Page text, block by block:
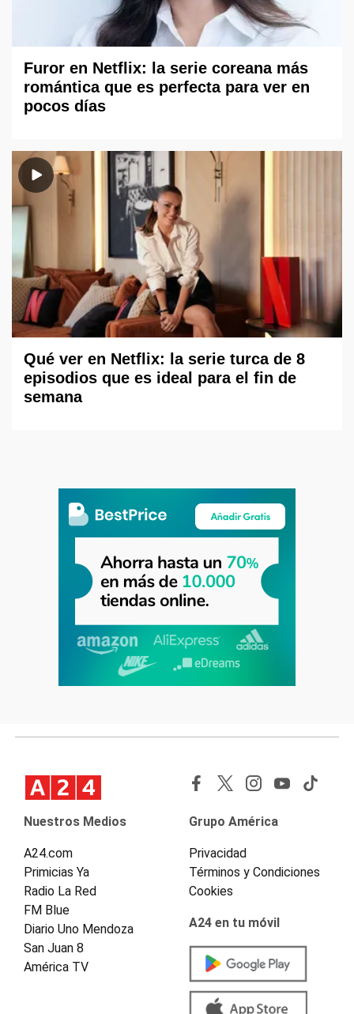
Furor en Netflix: la serie coreana más
romántica que es perfecta para ver en
pocos días
Qué ver en Netflix: la serie turca de 8
episodios que es ideal para el fin de
semana
Nuestros Medios
A24.com
Primicias Ya
Radio La Red
FM Blue
Diario Uno Mendoza
San Juan 8
América TV
Grupo América
Privacidad
Términos y Condiciones
Cookies
A24 en tu móvil